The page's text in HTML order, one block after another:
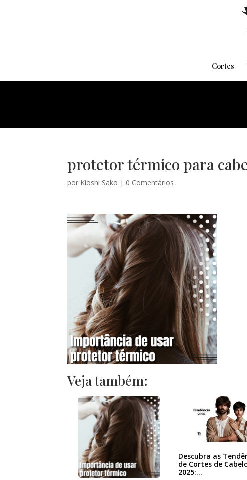
Cortes
protetor térmico para
por Kioshi Sako | 0 Comentários
Veja também:
Descubra as
de Cortes de
2025:…